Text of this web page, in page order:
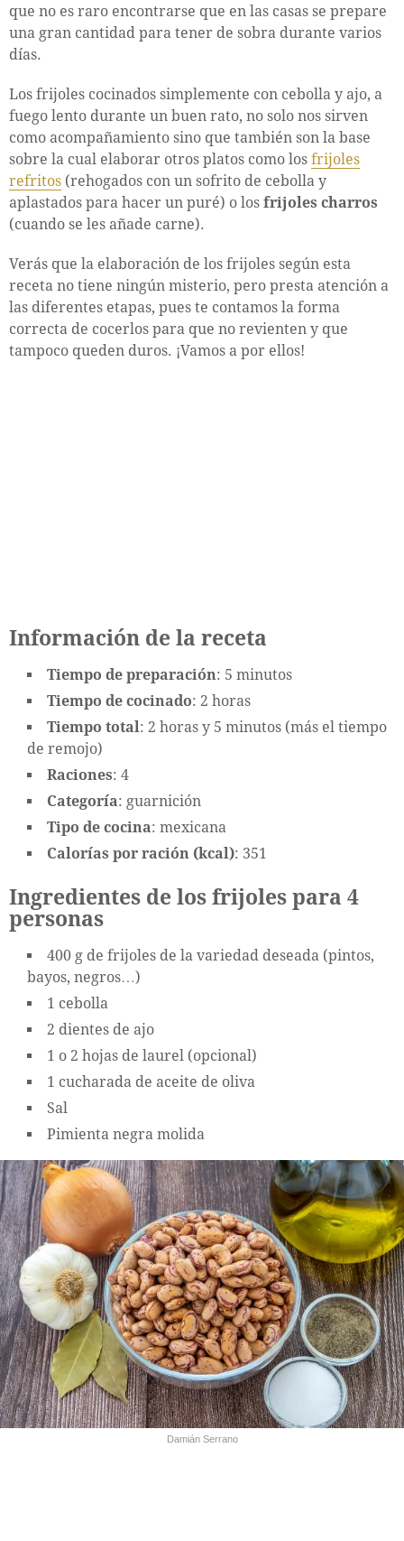
que no es raro encontrarse que en las casas se prepare
una gran cantidad para tener de sobra durante varios
días.
Los frijoles cocinados simplemente con cebolla y ajo, a
fuego lento durante un buen rato, no solo nos sirven
como acompañamiento sino que también son la base
sobre la cual elaborar otros platos como los frijoles
refritos (rehogados con un sofrito de cebolla y
aplastados para hacer un puré) o los frijoles charros
(cuando se les añade carne).
Verás que la elaboración de los frijoles según esta
receta no tiene ningún misterio, pero presta atención a
las diferentes etapas, pues te contamos la forma
correcta de cocerlos para que no revienten y que
tampoco queden duros. ¡Vamos a por ellos!
Información de la receta
Tiempo de preparación: 5 minutos
Tiempo de cocinado: 2 horas
Tiempo total: 2 horas y 5 minutos (más el tiempo
de remojo)
Raciones: 4
Categoría: guarnición
Tipo de cocina: mexicana
Calorías por ración (kcal): 351
Ingredientes de los frijoles para 4
personas
400 g de frijoles de la variedad deseada (pintos,
bayos, negros…)
1 cebolla
2 dientes de ajo
1 o 2 hojas de laurel (opcional)
1 cucharada de aceite de oliva
Sal
Pimienta negra molida
Damián Serrano